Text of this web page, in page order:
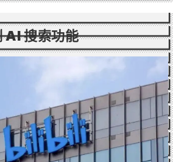
AI 搜索功能